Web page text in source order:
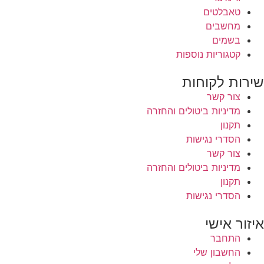
טאבלטים
מחשבים
בשמים
קטגוריות נוספות
שירות לקוחות
צור קשר
מדיניות ביטולים והחזרה
תקנון
הסדרי נגישות
צור קשר
מדיניות ביטולים והחזרה
תקנון
הסדרי נגישות
איזור אישי
התחבר
החשבון שלי